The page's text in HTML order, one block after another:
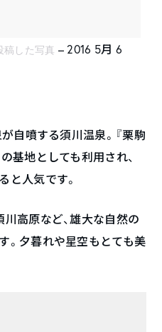
稿した写真 – 2016 5月 6
自噴する須川温泉。『栗駒
基地としても利用され、
と人気です。
高原など、雄大な自然の
。夕暮れや星空もとても美